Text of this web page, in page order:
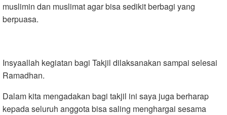
muslimin dan muslimat agar bisa sedikit berbagi yang
berpuasa.
Insyaallah kegiatan bagi Takjil dilaksanakan sampai selesai
Ramadhan.
Dalam kita mengadakan bagi takjil ini saya juga berharap
kepada seluruh anggota bisa saling menghargai sesama